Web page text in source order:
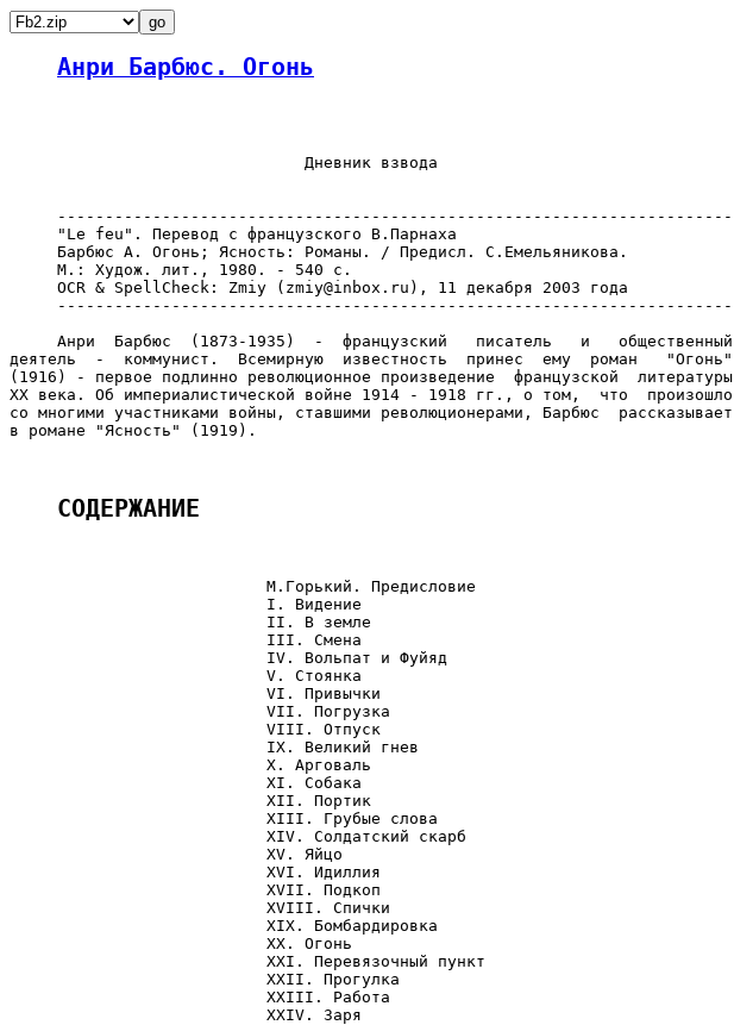
Анри Барбюс. Огонь
                               Дневник взвода
     -----------------------------------------------------------------------
     "Le feu". Перевод с французского В.Парнаха
     Барбюс А. Огонь; Ясность: Романы. / Предисл. С.Емельяникова.
     М.: Худож. лит., 1980. - 540 с.
     OCR & SpellCheck: Zmiy (zmiy@inbox.ru), 11 декабря 2003 года
     -----------------------------------------------------------------------
     Анри  Барбюc  (1873-1935)  -  французский   писатель   и   общественный
деятель  -  коммунист.  Всемирную  известность  принес  ему  роман   "Огонь"
(1916) - первое подлинно революционное произведение  французской  литературы
XX века. Об империалистической войне 1914 - 1918 гг., о том,  что  произошло
со многими участниками войны, ставшими революционерами, Барбюс  рассказывает
в романе "Ясность" (1919).
СОДЕРЖАНИЕ
                           М.Горький. Предисловие
                           I. Видение
                           II. В земле
                           III. Смена
                           IV. Вольпат и Фуйяд
                           V. Стоянка
                           VI. Привычки
                           VII. Погрузка
                           VIII. Отпуск
                           IX. Великий гнев
                           X. Арговаль
                           XI. Собака
                           XII. Портик
                           XIII. Грубые слова
                           XIV. Солдатский скарб
                           XV. Яйцо
                           XVI. Идиллия
                           XVII. Подкоп
                           XVIII. Спички
                           XIX. Бомбардировка
                           XX. Огонь
                           XXI. Перевязочный пункт
                           XXII. Прогулка
                           XXIII. Работа
                           XXIV. Заря